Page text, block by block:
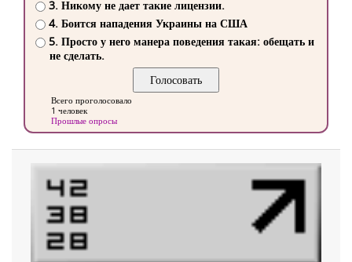
3. Никому не дает такие лицензии.
4. Боится нападения Украины на США
5. Просто у него манера поведения такая: обещать и
не сделать.
Всего проголосовало
1 человек
Прошлые опросы